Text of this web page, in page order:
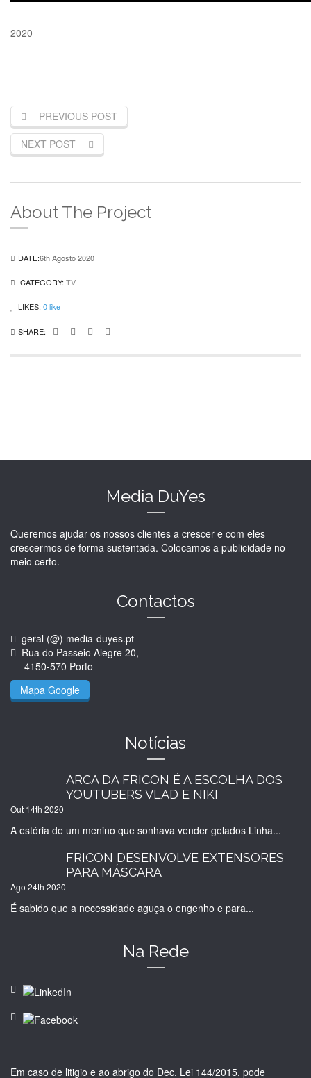
2020
PREVIOUS POST
NEXT POST
About The Project
DATE:6th Agosto 2020
CATEGORY: TV
LIKES: 0like
SHARE:
Media DuYes
Queremos ajudar os nossos clientes a crescer e com eles
crescermos de forma sustentada. Colocamos a publicidade no
meio certo.
Contactos
geral (@) media-duyes.pt
Rua do Passeio Alegre 20,
4150-570 Porto
Mapa Google
Notícias
ARCA DA FRICON É A ESCOLHA DOS
YOUTUBERS VLAD E NIKI
Out 14th 2020
A estória de um menino que sonhava vender gelados Linha...
FRICON DESENVOLVE EXTENSORES
PARA MÁSCARA
Ago 24th 2020
É sabido que a necessidade aguça o engenho e para...
Na Rede
Em caso de litigio e ao abrigo do Dec. Lei 144/2015, pode